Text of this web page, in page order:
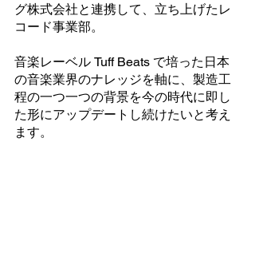
グ株式会社と連携して、立ち上げたレ
コード事業部。
音楽レーベル Tuff Beats で培った日本
の音楽業界のナレッジを軸に、製造工
程の一つ一つの背景を今の時代に即し
た形にアップデートし続けたいと考え
ます。